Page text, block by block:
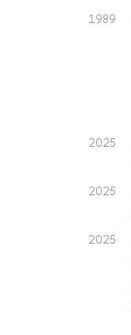
1989
2025
2025
2025